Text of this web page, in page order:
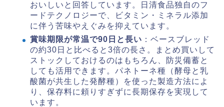
おいしいと回答しています。日清食品独自のフ
ードテクノロジーで、ビタミン・ミネラル添加
に伴う苦味やえぐみを抑えています。
賞味期限が常温で90日と長い ：ベースブレッド
の約30日と比べると3倍の長さ。まとめ買いして
ストックしておけるのはもちろん、防災備蓄と
しても活用できます。パネトーネ種（酵母と乳
酸菌が共生した発酵種）を使った製造方法によ
り、保存料に頼りすぎずに長期保存を実現して
います。